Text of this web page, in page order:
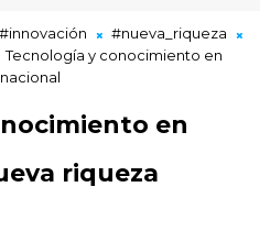
#innovación
#nueva_riqueza
Tecnología y conocimiento en
en
riqueza